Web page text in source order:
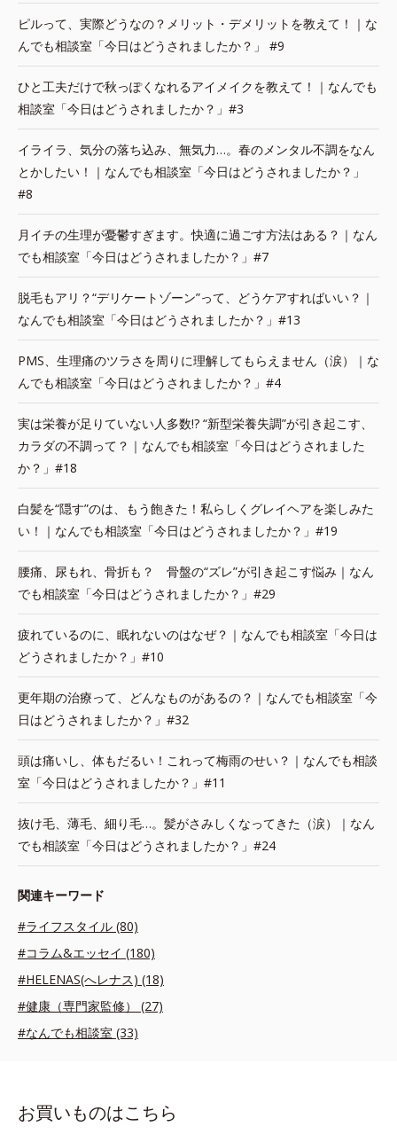
ピルって、実際どうなの？メリット・デメリットを教えて！｜な
んでも相談室「今日はどうされましたか？」 #9
ひと工夫だけで秋っぽくなれるアイメイクを教えて！｜なんでも
相談室「今日はどうされましたか？」#3
イライラ、気分の落ち込み、無気力…。春のメンタル不調をなん
とかしたい！｜なんでも相談室「今日はどうされましたか？」
#8
月イチの生理が憂鬱すぎます。快適に過ごす方法はある？｜なん
でも相談室「今日はどうされましたか？」#7
脱毛もアリ？“デリケートゾーン”って、どうケアすればいい？｜
なんでも相談室「今日はどうされましたか？」#13
PMS、生理痛のツラさを周りに理解してもらえません（涙）｜な
んでも相談室「今日はどうされましたか？」#4
実は栄養が足りていない人多数!? “新型栄養失調”が引き起こす、
カラダの不調って？｜なんでも相談室「今日はどうされました
か？」#18
白髪を“隠す”のは、もう飽きた！私らしくグレイヘアを楽しみた
い！｜なんでも相談室「今日はどうされましたか？」#19
腰痛、尿もれ、骨折も？ 骨盤の“ズレ”が引き起こす悩み｜なん
でも相談室「今日はどうされましたか？」#29
疲れているのに、眠れないのはなぜ？｜なんでも相談室「今日は
どうされましたか？」#10
更年期の治療って、どんなものがあるの？｜なんでも相談室「今
日はどうされましたか？」#32
頭は痛いし、体もだるい！これって梅雨のせい？｜なんでも相談
室「今日はどうされましたか？」#11
抜け毛、薄毛、細り毛…。髪がさみしくなってきた（涙）｜なん
でも相談室「今日はどうされましたか？」#24
関連キーワード
#ライフスタイル (80)
#コラム&エッセイ (180)
#HELENAS(へレナス) (18)
#健康（専門家監修） (27)
#なんでも相談室 (33)
お買いものはこちら